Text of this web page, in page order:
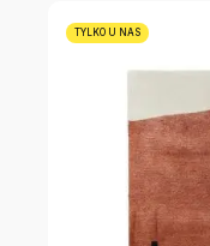
TYLKO U NAS